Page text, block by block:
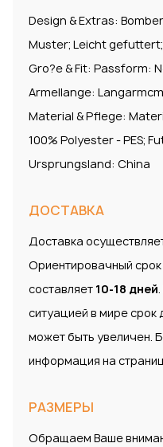
Design & Extras:
Muster; Leicht
Gro?e & Fit: Passform:
Armellange:
Material & Pflege:
100% Polyester - PES;
Ursprungsland: China
ДОСТАВКА
Доставка
Ориентировачный
составляет 10-18 дней
ситуацией в мире
может быть увеличен.
информация на
РАЗМЕРЫ
Обращаем Ваше